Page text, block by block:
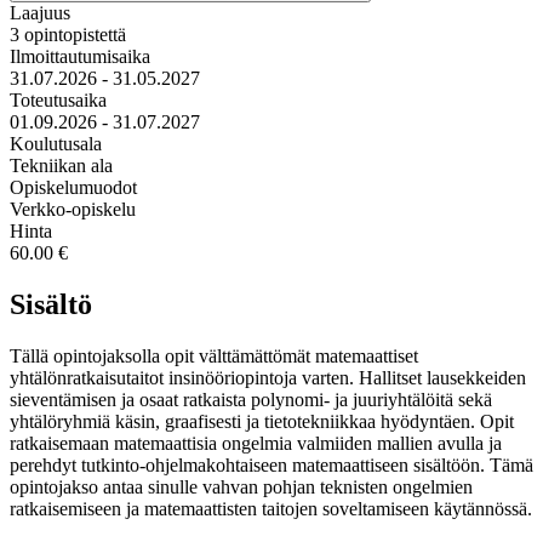
Laajuus
3 opintopistettä
Ilmoittautumisaika
31.07.2026 - 31.05.2027
Toteutusaika
01.09.2026 - 31.07.2027
Koulutusala
Tekniikan ala
Opiskelumuodot
Verkko-opiskelu
Hinta
60.00 €
Sisältö
Tällä opintojaksolla opit välttämättömät matemaattiset
yhtälönratkaisutaitot insinööriopintoja varten. Hallitset lausekkeiden
sieventämisen ja osaat ratkaista polynomi- ja juuriyhtälöitä sekä
yhtälöryhmiä käsin, graafisesti ja tietotekniikkaa hyödyntäen. Opit
ratkaisemaan matemaattisia ongelmia valmiiden mallien avulla ja
perehdyt tutkinto-ohjelmakohtaiseen matemaattiseen sisältöön. Tämä
opintojakso antaa sinulle vahvan pohjan teknisten ongelmien
ratkaisemiseen ja matemaattisten taitojen soveltamiseen käytännössä.